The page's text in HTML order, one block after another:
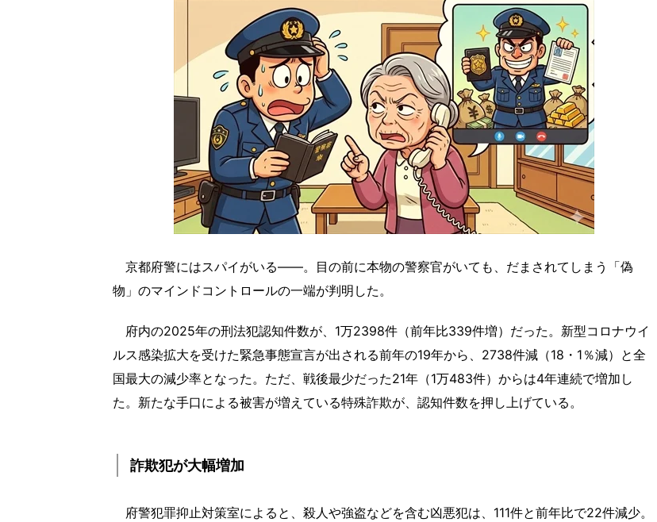
京都府警にはスパイがいる――。目の前に本物の警察官がいても、だまされてしまう「偽
物」のマインドコントロールの一端が判明した。
府内の2025年の刑法犯認知件数が、1万2398件（前年比339件増）だった。新型コロナウイ
ルス感染拡大を受けた緊急事態宣言が出される前年の19年から、2738件減（18・1％減）と全
国最大の減少率となった。ただ、戦後最少だった21年（1万483件）からは4年連続で増加し
た。新たな手口による被害が増えている特殊詐欺が、認知件数を押し上げている。
詐欺犯が大幅増加
府警犯罪抑止対策室によると、殺人や強盗などを含む凶悪犯は、111件と前年比で22件減少。